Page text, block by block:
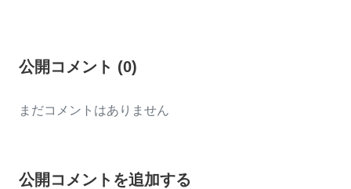
公開コメント (0)
まだコメントはありません
公開コメントを追加する